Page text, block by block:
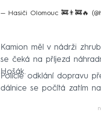
— Hasiči Olomouc 🚒👨‍🚒🔥
Kamion měl v nádrži
se čeká na příjezd
Hošák.
Policie odklání dopravu
dálnice se počítá zatím